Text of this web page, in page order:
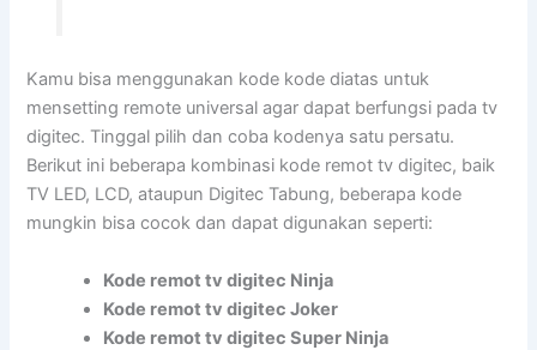
Kamu bisa menggunakan kode kode diatas untuk
mensetting remote universal agar dapat berfungsi pada tv
digitec. Tinggal pilih dan coba kodenya satu persatu.
Berikut ini beberapa kombinasi kode remot tv digitec, baik
TV LED, LCD, ataupun Digitec Tabung, beberapa kode
mungkin bisa cocok dan dapat digunakan seperti:
Kode remot tv digitec Ninja
Kode remot tv digitec Joker
Kode remot tv digitec Super Ninja